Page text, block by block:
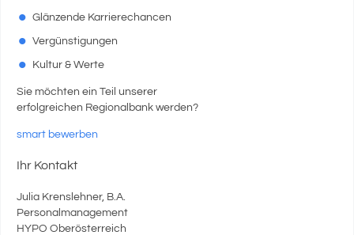
Glänzende Karrierechancen
Vergünstigungen
Kultur & Werte
Sie möchten ein Teil unserer
erfolgreichen Regionalbank werden?
smart bewerben
Ihr Kontakt
Julia Krenslehner, B.A.
Personalmanagement
HYPO Oberösterreich